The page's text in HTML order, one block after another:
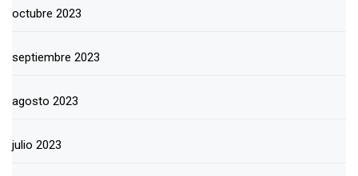
octubre 2023
septiembre 2023
agosto 2023
julio 2023